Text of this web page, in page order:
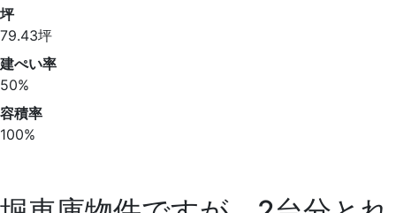
坪
79.43坪
建ぺい率
50%
容積率
100%